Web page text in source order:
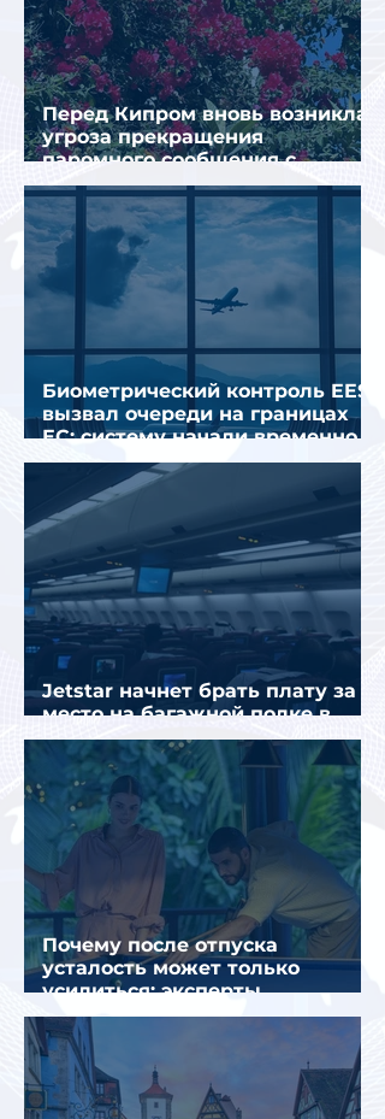
Перед Кипром вновь возникла
угроза прекращения
паромного сообщения с
Грецией
Биометрический контроль EES
вызвал очереди на границах
ЕС: систему начали временно
отключать
Jetstar начнет брать плату за
место на багажной полке в
салоне самолета
Почему после отпуска
усталость может только
усилиться: эксперты
объяснили причины